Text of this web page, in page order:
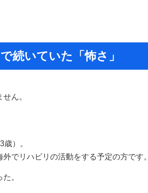
続いていた「怖さ」
ん。
）。
でリハビリの活動をする予定の方です。
。